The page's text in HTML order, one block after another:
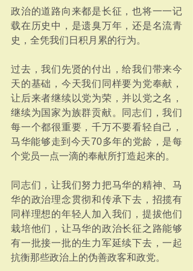
政治的道路向来都是长征，也将一一记
载在历史中，是遗臭万年，还是名流青
史，全凭我们日积月累的行为。
过去，我们先贤的付出，给我们带来今
天的基础，今天我们同样要为党奉献，
让后来者继续以党为荣，并以党之名，
继续为国家为族群贡献。同志们，我们
每一个都很重要，千万不要看轻自己，
马华能够走到今天70多年的党龄，是每
个党员一点一滴的奉献所打造起来的。
同志们，让我们努力把马华的精神、马
华的政治理念贯彻和传承下去，招揽有
同样理想的年轻人加入我们，提拔他们
栽培他们，让马华的政治长征之路能够
有一批接一批的生力军延续下去，一起
抗衡那些政治上的伪善政客和政党。